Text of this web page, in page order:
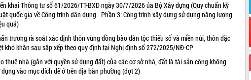
khai Thông tư số 61/2026/TT-BXD ngày 30/7/2026 ủa Bộ Xây dựng (Quy chuẩn kỹ
quốc gia về Công trình dân dụng - Phần 3: Công trình xây dựng sử dụng năng lượng
quả)
trương rà soát xác định thôn vùng đồng bào dân tộc thiểu số và miền núi, thôn đặc
khó khăn sau sắp xếp theo quy định tại Nghị định số 272/2025/NĐ-CP
thuê nhà (gắn với quyền sử dụng đất) của các cơ sở nhà, đất là tài sản công không
dụng vào mục đích để ở trên địa bàn phường (đợt 2)